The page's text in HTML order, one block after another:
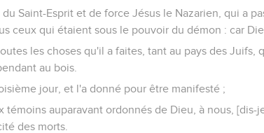
Saint-Esprit et de force Jésus le Nazarien, qui a
ceux qui étaient sous le pouvoir du démon : car
les choses qu'il a faites, tant au pays des Juifs,
au bois.
jour, et l'a donné pour être manifesté ;
témoins auparavant ordonnés de Dieu, à nous, [dis-
des morts.